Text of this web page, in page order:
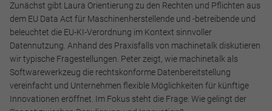
Zunächst gibt Laura Orientierung zu den Rechten und Pflichten aus
dem EU Data Act für Maschinenherstellende und -betreibende und
beleuchtet die EU-KI-Verordnung im Kontext sinnvoller
Datennutzung. Anhand des Praxisfalls von machinetalk diskutieren
wir typische Fragestellungen. Peter zeigt, wie machinetalk als
Softwarewerkzeug die rechtskonforme Datenbereitstellung
vereinfacht und Unternehmen flexible Möglichkeiten für künftige
Innovationen eröffnet. Im Fokus steht die Frage: Wie gelingt der